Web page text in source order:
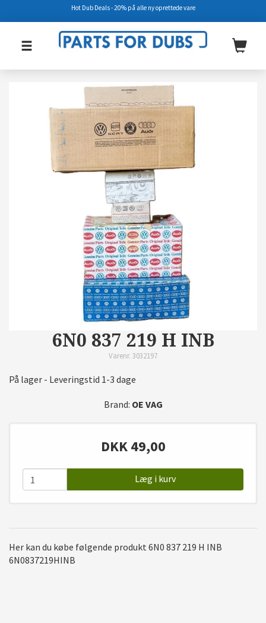
6N0 837 219 H INB
Varenr. 3032197
På lager - Leveringstid 1-3 dage
Brand: OE VAG
DKK 49,00
Læg i kurv
Her kan du købe følgende produkt 6N0 837 219 H INB
6N0837219HINB
Hot Dub Deals - 20% på alle ny oprettede vare